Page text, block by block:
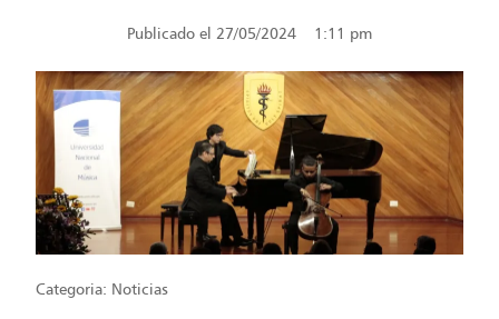
Publicado el 27/05/2024 1:11 pm
Categoria: Noticias